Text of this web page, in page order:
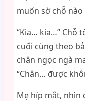
muốn sờ chỗ nào
“Kia… kia…” Chỗ
cuối cùng theo
chân ngọc ngà
“Chân… được
Mẹ híp mắt, nhìn